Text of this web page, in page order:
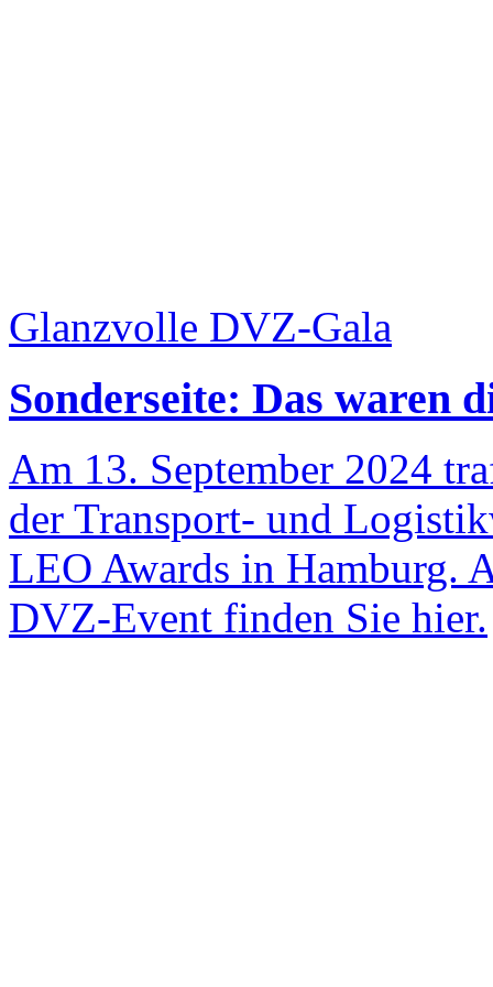
Glanzvolle DVZ-Gala
Sonderseite: Das waren
Am 13. September 2024
der Transport- und
LEO Awards in Hamburg.
DVZ-Event finden Sie hier.